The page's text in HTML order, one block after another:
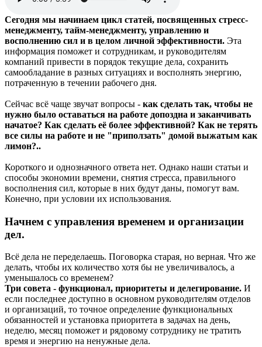
Сегодня мы начинаем цикл статей, посвященных стресс-
менеджменту, тайм-менеджменту, управлению и
восполнению сил и в целом личной эффективности. Эта
информация поможет и сотрудникам, и руководителям
компаний привести в порядок текущие дела, сохранить
самообладание в разных ситуациях и восполнять энергию,
потраченную в течении рабочего дня.
Сейчас всё чаще звучат вопросы - как сделать так, чтобы не
нужно было оставаться на работе допоздна и заканчивать
начатое? Как сделать её более эффективной? Как не терять
все силы на работе и не "приползать" домой выжатым как
лимон?..
Короткого и однозначного ответа нет. Однако наши статьи и
способы экономии времени, снятия стресса, правильного
восполнения сил, которые в них будут даны, помогут вам.
Конечно, при условии их использования.
Начнем с управления временем и организации
дел.
Всё дела не переделаешь. Поговорка старая, но верная. Что же
делать, чтобы их количество хотя бы не увеличивалось, а
уменьшалось со временем?
Три совета - функционал, приоритеты и делегирование. И
если последнее доступно в основном руководителям отделов
и организаций, то точное определение функциональных
обязанностей и установка приоритета в задачах на день,
неделю, месяц поможет и рядовому сотруднику не тратить
время и энергию на ненужные дела.